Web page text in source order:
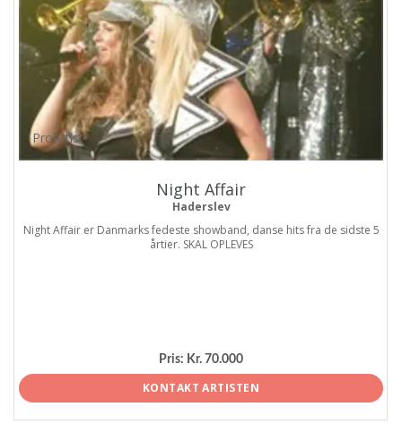
ProArtist
Night Affair
Haderslev
Night Affair er Danmarks fedeste showband, danse hits fra de sidste 5
årtier. SKAL OPLEVES
Pris: Kr. 70.000
KONTAKT ARTISTEN